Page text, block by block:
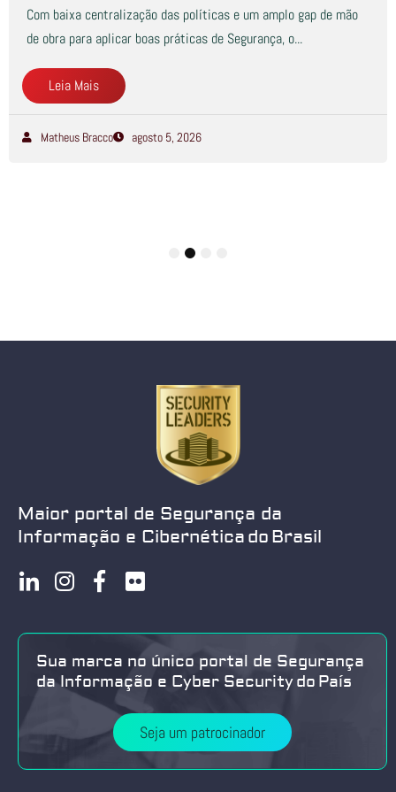
Com baixa centralização das políticas e um amplo gap de mão
de obra para aplicar boas práticas de Segurança, o...
Leia Mais
Matheus Bracco agosto 5, 2026
Maior portal de Segurança da
Informação e Cibernética do Brasil
Sua marca no único portal de Segurança
da Informação e Cyber Security do País
Seja um patrocinador